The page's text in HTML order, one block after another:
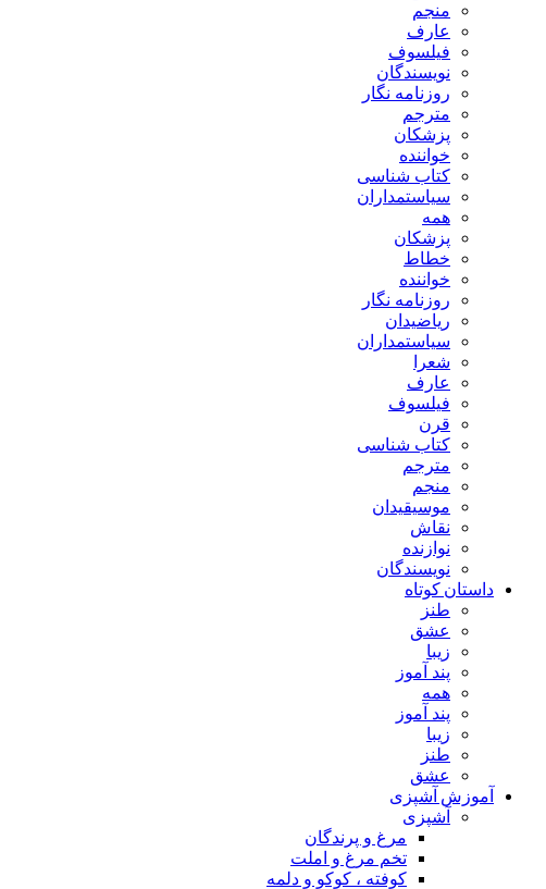
منجم
عارف
فیلسوف
نویسندگان
روزنامه نگار
مترجم
پزشکان
خواننده
کتاب شناسی
سیاستمداران
همه
پزشکان
خطاط
خواننده
روزنامه نگار
ریاضیدان
سیاستمداران
شعرا
عارف
فیلسوف
قرن
کتاب شناسی
مترجم
منجم
موسیقیدان
نقاش
نوازنده
نویسندگان
داستان کوتاه
طنز
عشق
زیبا
پند آموز
همه
پند آموز
زیبا
طنز
عشق
آموزش آشپزی
آشپزی
مرغ و پرندگان
تخم مرغ و املت
کوفته ، کوکو و دلمه